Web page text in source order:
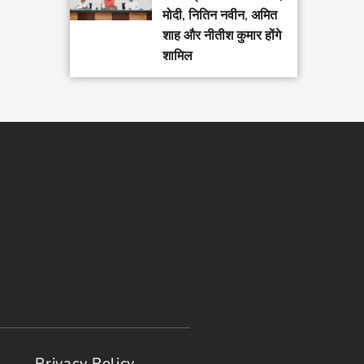
मोदी, नितिन नवीन, अमित
शाह और नीतीश कुमार होंगे
शामिल